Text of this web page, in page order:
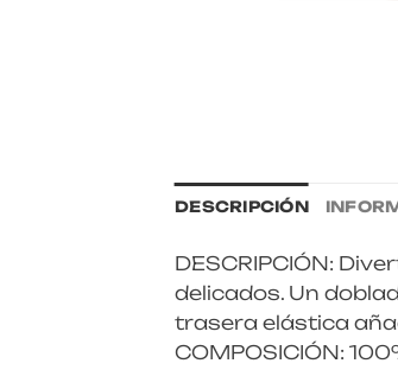
DESCRIPCIÓN
DESCRIPCIÓN:
delicados. Un
trasera elástica
COMPOSICIÓN: